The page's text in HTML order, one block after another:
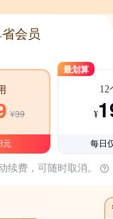
会员
¥39
元
最划算
12
¥
每日
续费，可随时取消。